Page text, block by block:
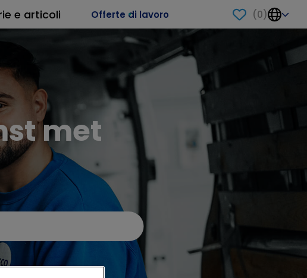
e articoli Offerte di lavoro (0)
met